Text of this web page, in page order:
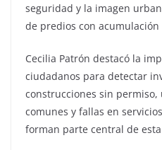
seguridad y la imagen
de predios con acumulación
Cecilia Patrón destacó la
ciudadanos para detectar
construcciones sin
comunes y fallas en
forman parte central de